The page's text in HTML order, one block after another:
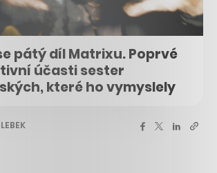
pátý díl Matrixu. Poprvé
účasti sester
které ho vymyslely